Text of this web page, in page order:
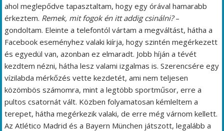
ahol meglepődve tapasztaltam, hogy egy órával hamarabb
érkeztem. Remek, mit fogok én itt addig csinálni?–
gondoltam. Eleinte a telefontól vártam a megváltást, hátha a
Facebook eseményhez valaki kiírja, hogy szintén megérkezett
és egyedül van, azonban ez elmaradt. Jobb híján a tévét
kezdtem nézni, hátha lesz valami izgalmas is. Szerencsére egy
vízilabda mérkőzés vette kezdetét, ami nem teljesen
közömbös számomra, mint a legtöbb sportműsor, erre a
pultos csatornát vált. Közben folyamatosan kémleltem a
terepet, hátha megérkezik valaki, de erre még várnom kellett.
Az Atlético Madrid és a Bayern München játszott, legalább a